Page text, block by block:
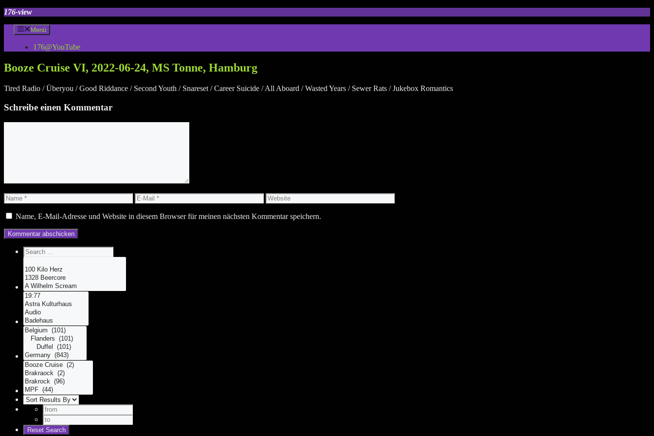
Zum
springen
176-view
Menü
176@YouTube
Booze Cruise VI, 2022-06-24, MS Tonne, Hamburg
Tired Radio / Überyou / Good Riddance / Second Youth / Snareset / Career Suicide / All Aboard / Wasted Years / Sewer Rats / Jukebox Romantics
Schreibe einen Kommentar
Name
E-
Mail
Website
Name, E-Mail-Adresse und Website in diesem Browser für meinen nächsten Kommentar speichern.